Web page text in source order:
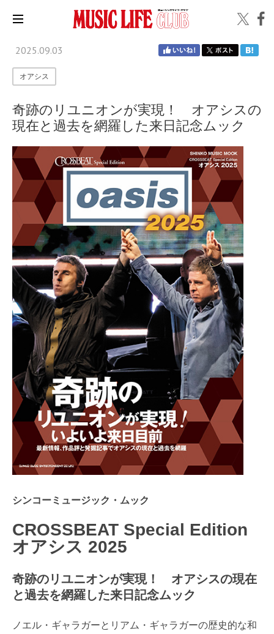
2025.09.03
オアシス
奇跡のリユニオンが実現！ オアシスの
現在と過去を網羅した来日記念ムック
シンコーミュージック・ムック
CROSSBEAT Special Edition
オアシス 2025
奇跡のリユニオンが実現！ オアシスの現在
と過去を網羅した来日記念ムック
ノエル・ギャラガーとリアム・ギャラガーの歴史的な和